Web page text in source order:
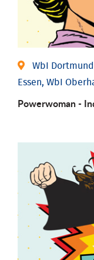
WbI
Essen, WbI
Powerwoman -